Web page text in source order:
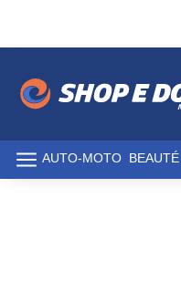
AUTO-MOTO BEAUTÉ